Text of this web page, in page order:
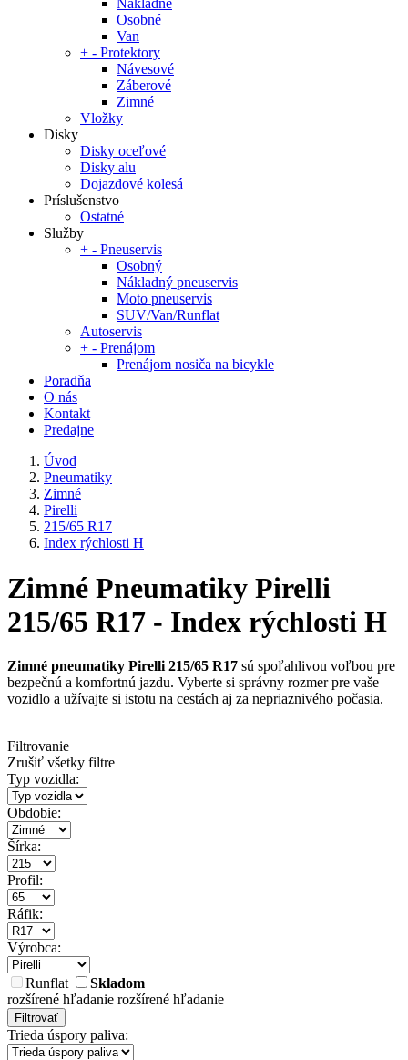
Nákladné
Osobné
Van
+ - Protektory
Návesové
Záberové
Zimné
Vložky
Disky
Disky oceľové
Disky alu
Dojazdové kolesá
Príslušenstvo
Ostatné
Služby
+ - Pneuservis
Osobný
Nákladný pneuservis
Moto pneuservis
SUV/Van/Runflat
Autoservis
+ - Prenájom
Prenájom nosiča na bicykle
Poradňa
O nás
Kontakt
Predajne
Úvod
Pneumatiky
Zimné
Pirelli
215/65 R17
Index rýchlosti H
Zimné Pneumatiky Pirelli
215/65 R17 - Index rýchlosti H
Zimné pneumatiky Pirelli 215/65 R17 sú spoľahlivou voľbou pre
bezpečnú a komfortnú jazdu. Vyberte si správny rozmer pre vaše
vozidlo a užívajte si istotu na cestách aj za nepriaznivého počasia.
Filtrovanie
Zrušiť všetky filtre
Typ vozidla:
Obdobie:
Šírka:
Profil:
Ráfik:
Výrobca:
Runflat
Skladom
rozšírené hľadanie rozšírené hľadanie
Filtrovať
Trieda úspory paliva: